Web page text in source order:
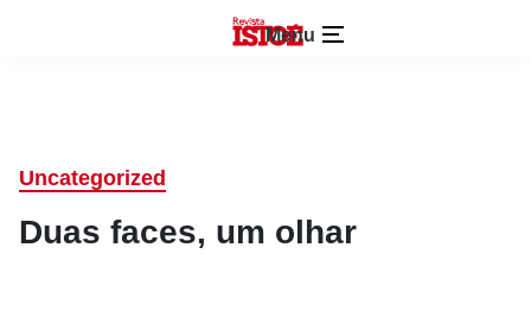
Menu
Uncategorized
Duas faces, um olhar